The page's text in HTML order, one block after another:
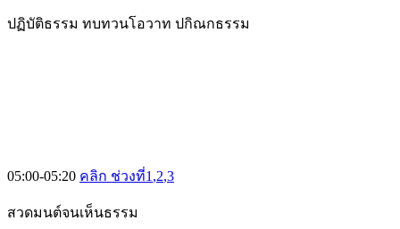
ปฏิบัติธรรม ทบทวนโอวาท ปกิณกธรรม
05:00-05:20 คลิก ช่วงที่1 ,2,3
สวดมนต์จนเห็นธรรม